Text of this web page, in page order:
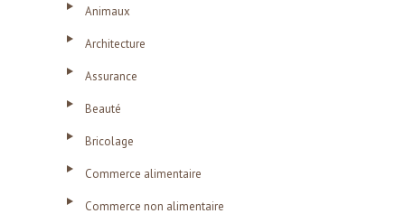
Animaux
Architecture
Assurance
Beauté
Bricolage
Commerce alimentaire
Commerce non alimentaire